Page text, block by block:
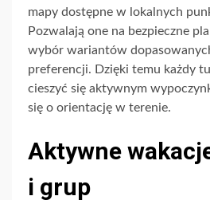
mapy dostępne w lokalnych
Pozwalają one na bezpieczne
wybór wariantów
preferencji. Dzięki temu każdy
cieszyć się aktywnym
się o orientację w terenie.
Aktywne
i grup